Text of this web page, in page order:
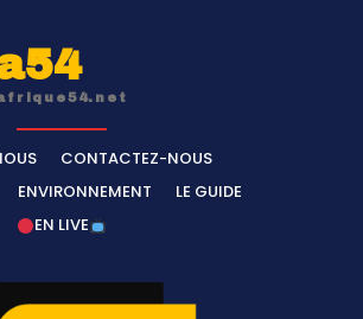
CONTACTEZ-NOUS
ENVIRONNEMENT
LE GUIDE
EN LIVE